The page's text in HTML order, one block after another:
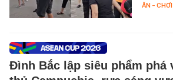
ĂN -
Đình Bắc lập siêu phẩm phá